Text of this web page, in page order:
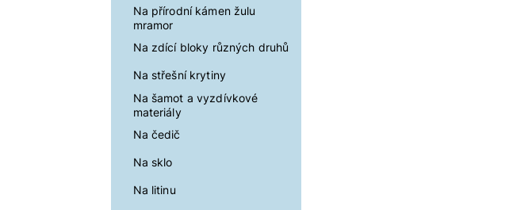
Na přírodní kámen žulu
mramor
Na zdící bloky různých druhů
Na střešní krytiny
Na šamot a vyzdívkové
materiály
Na čedič
Na sklo
Na litinu